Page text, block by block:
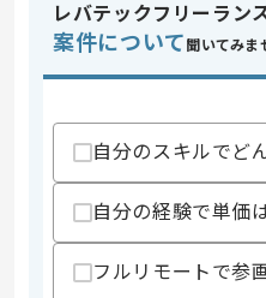
スキル
・
ｰ
・
ス
上
精算
レバテックフリーラン
案件について 聞いてみま
自分のスキルでど
自分の経験で単価
フルリモートで参